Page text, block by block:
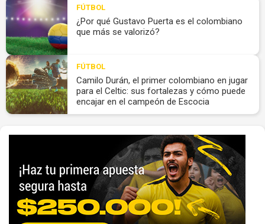
FÚTBOL
¿Por qué Gustavo Puerta es el colombiano
que más se valorizó?
FÚTBOL
Camilo Durán, el primer colombiano en jugar
para el Celtic: sus fortalezas y cómo puede
encajar en el campeón de Escocia